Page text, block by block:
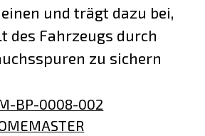
und trägt dazu bei,
des Fahrzeugs durch
zu sichern
BP-0008-002